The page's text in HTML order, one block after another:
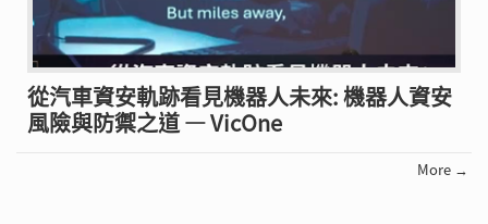
從汽車資安軌跡看見機器人未來: 機器人資安
風險與防禦之道 — VicOne
More →